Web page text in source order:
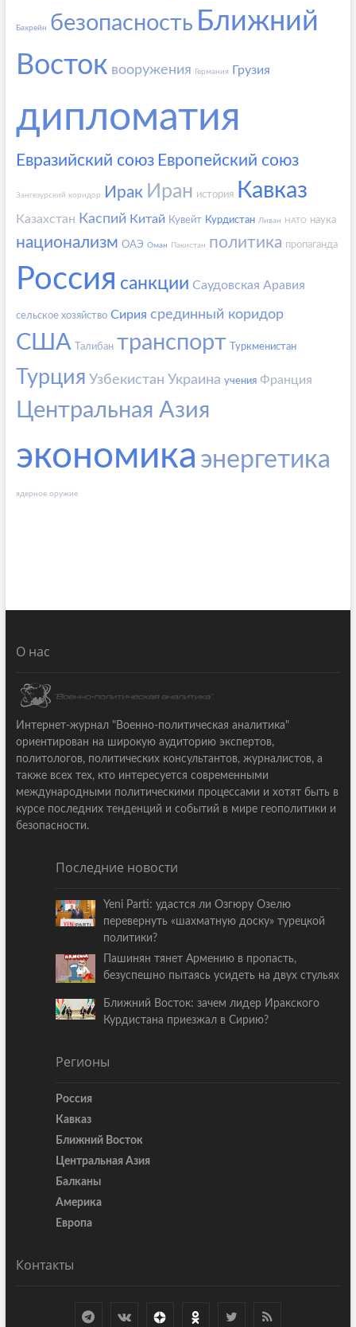
Бахрейн безопасность Ближний
Восток вооружения Германия Грузия
дипломатия
Евразийский союз Европейский союз
Зангезурский коридор Ирак Иран история Кавказ
Казахстан Каспий Китай Кувейт Курдистан Ливан НАТО наука
национализм ОАЭ Оман Пакистан политика пропаганда
Россия санкции Саудовская Аравия
сельское хозяйство Сирия срединный коридор
США Талибан транспорт Туркменистан
Турция Узбекистан Украина учения Франция
Центральная Азия
экономика энергетика
ядерное оружие
О нас
Интернет-журнал "Военно-политическая аналитика"
ориентирован на широкую аудиторию экспертов,
политологов, политических консультантов, журналистов, а
также всех тех, кто интересуется современными
международными политическими процессами и хотят быть в
курсе последних тенденций и событий в мире геополитики и
безопасности.
Последние новости
Yeni Parti: удастся ли Озгюру Озелю
перевернуть «шахматную доску» турецкой
политики?
Пашинян тянет Армению в пропасть,
безуспешно пытаясь усидеть на двух стульях
Ближний Восток: зачем лидер Иракского
Курдистана приезжал в Сирию?
Регионы
Россия
Кавказ
Ближний Восток
Центральная Азия
Балканы
Америка
Европа
Контакты